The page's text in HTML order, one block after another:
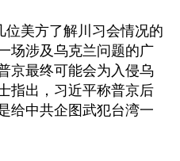
位美方了解川习会情况的
场涉及乌克兰问题的广
京最终可能会为入侵乌
指出，习近平称普京后
给中共企图武犯台湾一